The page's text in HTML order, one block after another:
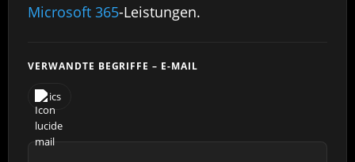
Microsoft 365-Leistungen.
VERWANDTE BEGRIFFE – E-MAIL
ics